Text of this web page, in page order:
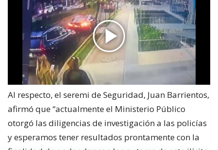
Al respecto, el seremi de Seguridad, Juan Barrientos,
afirmó que “actualmente el Ministerio Público
otorgó las diligencias de investigación a las policías
y esperamos tener resultados prontamente con la